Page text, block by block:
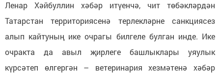
Ленар Хәйбуллин хәбәр итүенчә, чит төбәкләрдән
Татарстан территориясенә терлекләрне санкциясез
алып кайтуның ике очрагы билгеле булган инде. Ике
очракта да авыл җирлеге башлыклары уяулык
күрсәтеп өлгергән – ветеринария хезмәтенә хәбәр